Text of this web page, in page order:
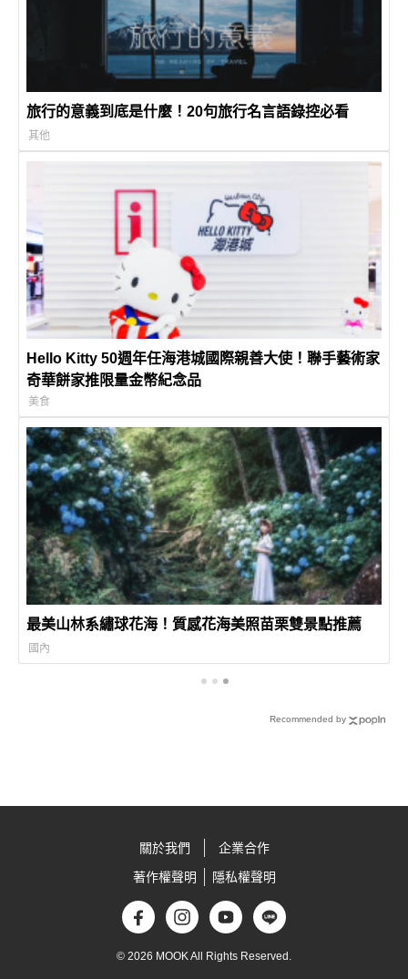
旅行的意義到底是什麼！20句旅行名言語錄控必看
其他
Hello Kitty 50週年任海港城國際親善大使！聯手藝術家
奇華餅家推限量金幣紀念品
美食
最美山林系繡球花海！質感花海美照苗栗雙景點推薦
國內
Recommended by
關於我們
企業合作
著作權聲明
隱私權聲明
© 2026 MOOK All Rights Reserved.